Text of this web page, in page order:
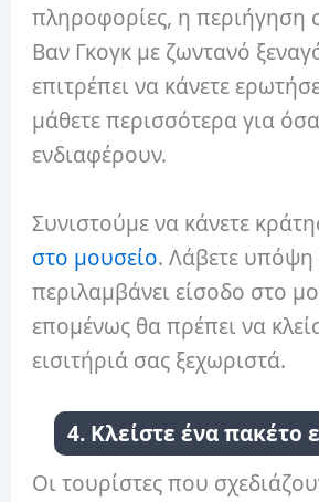
πληροφορίες, η περιήγηση
Βαν Γκογκ με ζωντανό
επιτρέπει να κάνετε
μάθετε περισσότερα για
ενδιαφέρουν.
Συνιστούμε να κάνετε
στο μουσείο. Λάβετε υπόψη
περιλαμβάνει είσοδο στο
επομένως θα πρέπει να
εισιτήριά σας ξεχωριστά.
4. Κλείστε ένα πακέτο
Οι τουρίστες που